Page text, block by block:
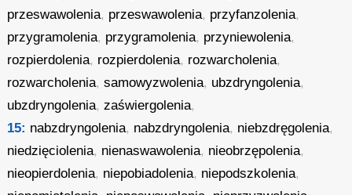
przeswawolenia, przeswawolenia, przyfanzolenia,
przygramolenia, przygramolenia, przyniewolenia,
rozpierdolenia, rozpierdolenia, rozwarcholenia,
rozwarcholenia,samowyzwolenia, ubzdryngolenia,
ubzdryngolenia,zaświergolenia,
15: nabzdryngolenia, nabzdryngolenia, niebzdręgolenia,
niedzięciolenia, nienaswawolenia, nieobrzępolenia,
nieopierdolenia, niepobiadolenia, niepodszkolenia,